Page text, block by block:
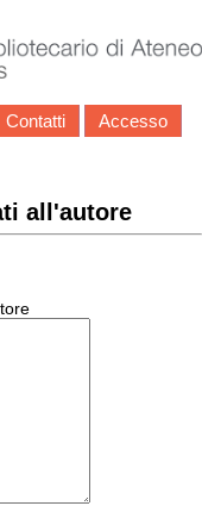
Contatti Accesso
all'autore